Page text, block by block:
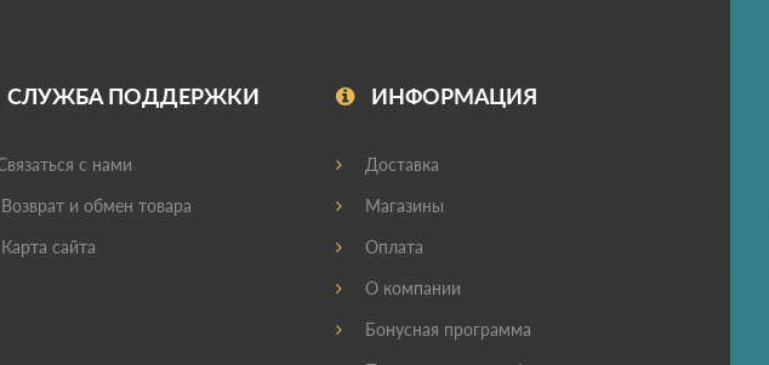
СЛУЖБА ПОДДЕРЖКИ
с нами
Возврат и обмен товара
Карта сайта
ИНФОРМАЦИЯ
Доставка
Магазины
Оплата
О компании
Бонусная программа